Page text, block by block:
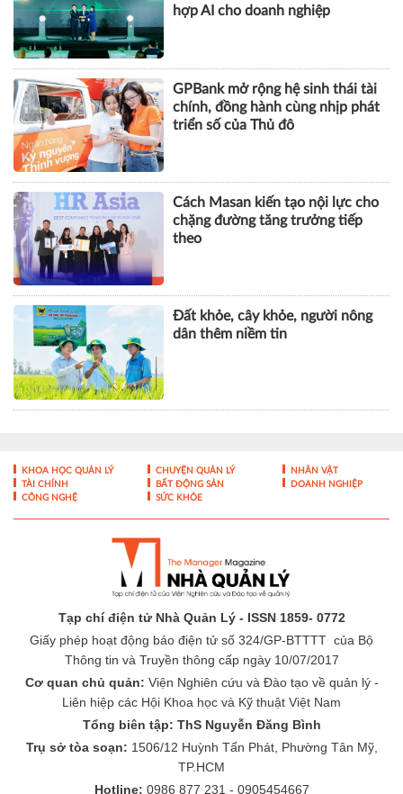
Cách Masan kiến tạo nội lực cho
chặng đường tăng trưởng tiếp
theo
Đất khỏe, cây khỏe, người nông
dân thêm niềm tin
KHOA HỌC QUẢN LÝ
TÀI CHÍNH
CÔNG NGHỆ
SỨC KHỎE
Tạp chí điện tử Nhà Quản Lý - ISSN 1859- 0772
Giấy phép hoạt động báo điện tử số 324/GP-BTTTT của Bộ
Thông tin và Truyền thông cấp ngày 10/07/2017
Cơ quan chủ quản:
Viện Nghiên cứu và Đào tạo về quản lý -
Liên hiệp các Hội Khoa học và Kỹ thuật Việt Nam
Trụ sở tòa soạn:1506/12 Huỳnh Tấn Phát, Phường Tân Mỹ,
TP.HCM
Hotline:0986 877 231 - 0905454667
Email: toasoan@nhaquanly.vn
THÔNG TIN TÒA SOẠN- ĐÓNG GÓP Ý KIẾN-
LIÊN HỆ QUẢNG
BÁO GIÁ QUẢNG CÁO